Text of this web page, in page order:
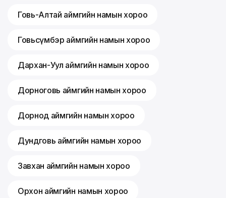
Говь-Алтай аймгийн намын хороо
Говьсүмбэр аймгийн намын хороо
Дархан-Уул аймгийн намын хороо
Дорноговь аймгийн намын хороо
Дорнод аймгийн намын хороо
Дундговь аймгийн намын хороо
Завхан аймгийн намын хороо
Орхон аймгийн намын хороо